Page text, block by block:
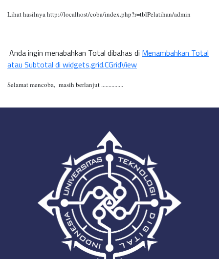
Lihat hasilnyahttp://localhost/coba/index.php?r=tblPelatihan/admin
Anda ingin menabahkan Total dibahas di Menambahkan Total
atau Subtotal di widgets.grid.CGridView
Selamat mencoba, masih berlanjut ...............